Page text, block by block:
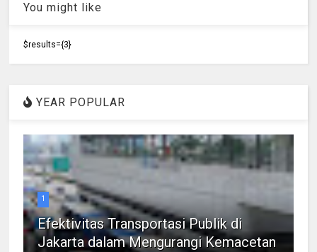
You might like
$results={3}
YEAR POPULAR
1
Efektivitas Transportasi Publik di
Jakarta dalam Mengurangi Kemacetan